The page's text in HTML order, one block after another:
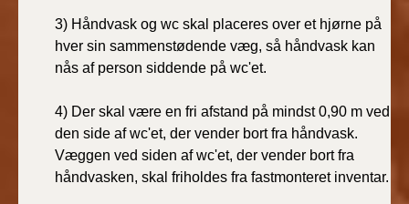
BR18 (4/7-31/12
2019)
BR18 (1/1-4/7 2019)
BR18 (1/7-31/12
2018)
3) Håndvask og wc skal placeres over et hjørne på
hver sin sammenstødende væg, så håndvask kan
nås af person siddende på wc'et.
4) Der skal være en fri afstand på mindst 0,90 m ved
den side af wc'et, der vender bort fra håndvask.
Væggen ved siden af wc'et, der vender bort fra
håndvasken, skal friholdes fra fastmonteret inventar.